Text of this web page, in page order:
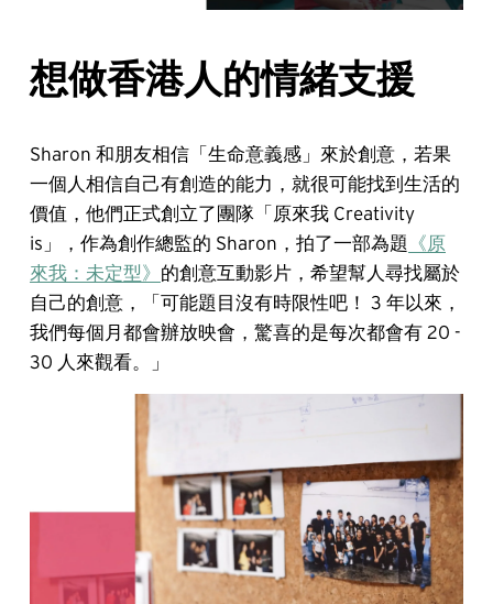
想做香港人的情緒支援
Sharon 和朋友相信「生命意義感」來於創意，若果
一個人相信自己有創造的能力，就很可能找到生活的
價值，他們正式創立了團隊「原來我 Creativity
is」，作為創作總監的 Sharon，拍了一部為題 《原
來我：未定型》 的創意互動影片，希望幫人尋找屬於
自己的創意，「可能題目沒有時限性吧！ 3 年以來，
我們每個月都會辦放映會，驚喜的是每次都會有 20 -
30 人來觀看。」